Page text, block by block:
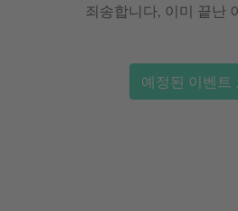
죄송합니다, 이미 끝난
예정된 이벤트